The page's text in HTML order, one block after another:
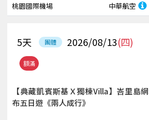
桃園國際機場 中華航空
額滿
團體 2026/08/13(四)
5天
【典藏凱賓斯基Ｘ獨棟Villa】峇里島
布五日遊《兩人成行》